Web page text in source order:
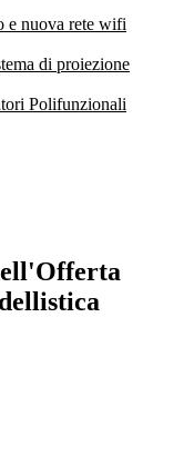
e nuova rete wifi
di proiezione
Polifunzionali